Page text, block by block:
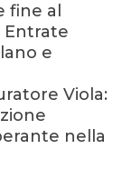
fine al
Entrate
e
Viola:
nella